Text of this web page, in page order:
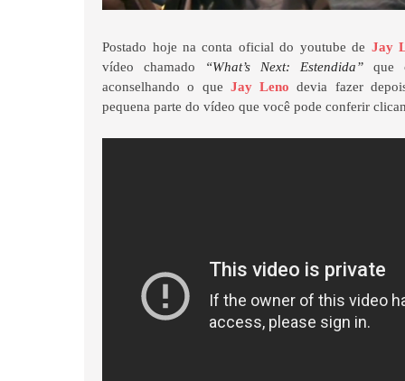
Postado hoje na conta oficial do youtube de Jay
vídeo chamado
“What’s Next: Estendida”que
aconselhando o que Jay Leno devia fazer
pequena parte do vídeo que você pode conferir